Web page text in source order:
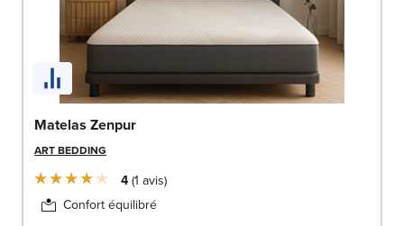
Matelas Zenpur
ART BEDDING
4 1 avis
Confort équilibré